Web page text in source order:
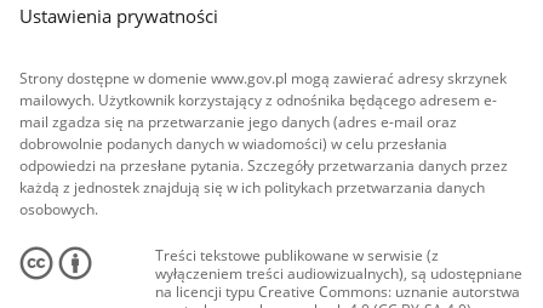
Ustawienia prywatności
Strony dostępne w domenie www.gov.pl mogą zawierać adresy skrzynek
mailowych. Użytkownik korzystający z odnośnika będącego adresem e-
mail zgadza się na przetwarzanie jego danych (adres e-mail oraz
dobrowolnie podanych danych w wiadomości) w celu przesłania
odpowiedzi na przesłane pytania. Szczegóły przetwarzania danych przez
każdą z jednostek znajdują się w ich politykach przetwarzania danych
osobowych.
Treści tekstowe publikowane w serwisie (z
wyłączeniem treści audiowizualnych), są udostępniane
na licencji typu Creative Commons: uznanie autorstwa